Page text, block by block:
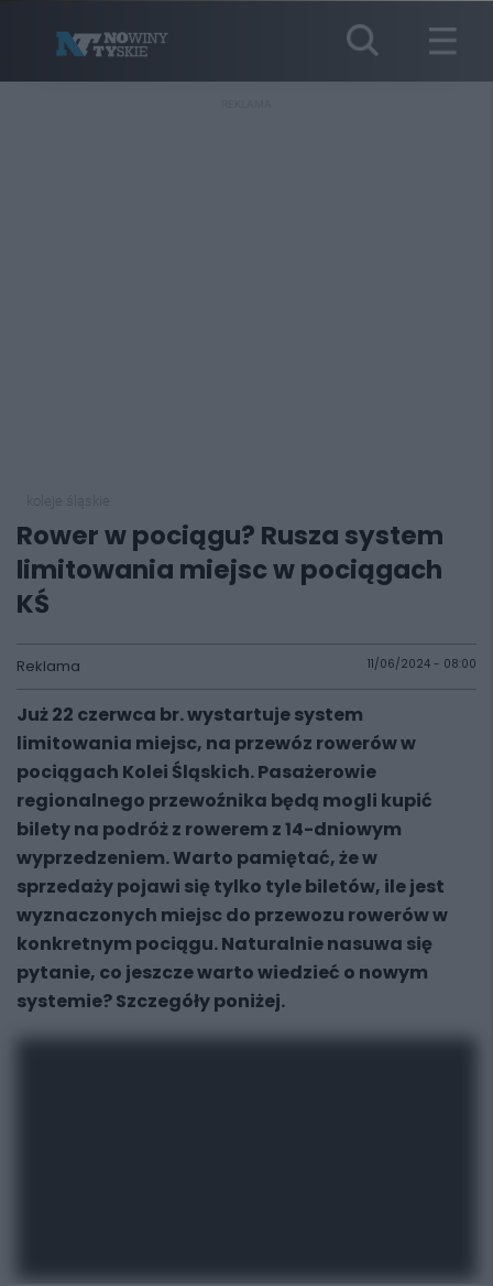
Rower w pociągu? Rusza system
limitowania miejsc w pociągach
KŚ
Reklama 11/06/2024 - 08:00
Już 22 czerwca br. wystartuje system
limitowania miejsc, na przewóz rowerów w
pociągach Kolei Śląskich. Pasażerowie
regionalnego przewoźnika będą mogli kupić
bilety na podróż z rowerem z 14-dniowym
wyprzedzeniem. Warto pamiętać, że w
sprzedaży pojawi się tylko tyle biletów, ile jest
wyznaczonych miejsc do przewozu rowerów w
konkretnym pociągu. Naturalnie nasuwa się
pytanie, co jeszcze warto wiedzieć o nowym
systemie? Szczegóły poniżej.